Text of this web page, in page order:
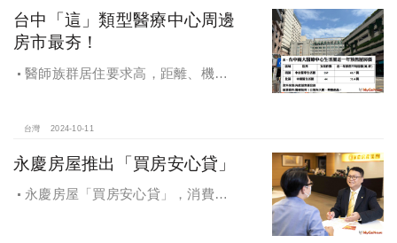
台中「這」類型醫療中心周邊
房市最夯！
醫師族群居住要求高，距離、機能
台灣 2024-10-11
永慶房屋推出「買房安心貸」
永慶房屋「買房安心貸」，消費者